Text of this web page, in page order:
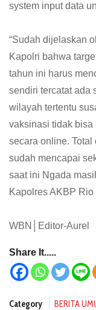
system input data
“Sudah dijelaskan
Kapolri bahwa
tahun ini harus
sendiri tercatat ada
wilayah tertentu
vaksinasi tidak bisa
secara online.
sudah mencapai
saat ini Ngada
Kapolres AKBP
WBN│Editor-Aurel
Share It.....
Category BERITA